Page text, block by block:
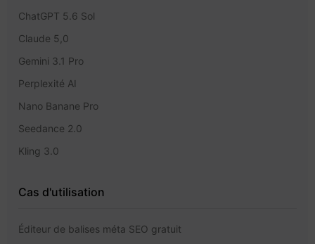
ChatGPT 5.6 Sol
Claude 5,0
Gemini 3.1 Pro
Perplexité AI
Nano Banane Pro
Seedance 2.0
Kling 3.0
Cas d'utilisation
Éditeur de balises méta SEO gratuit